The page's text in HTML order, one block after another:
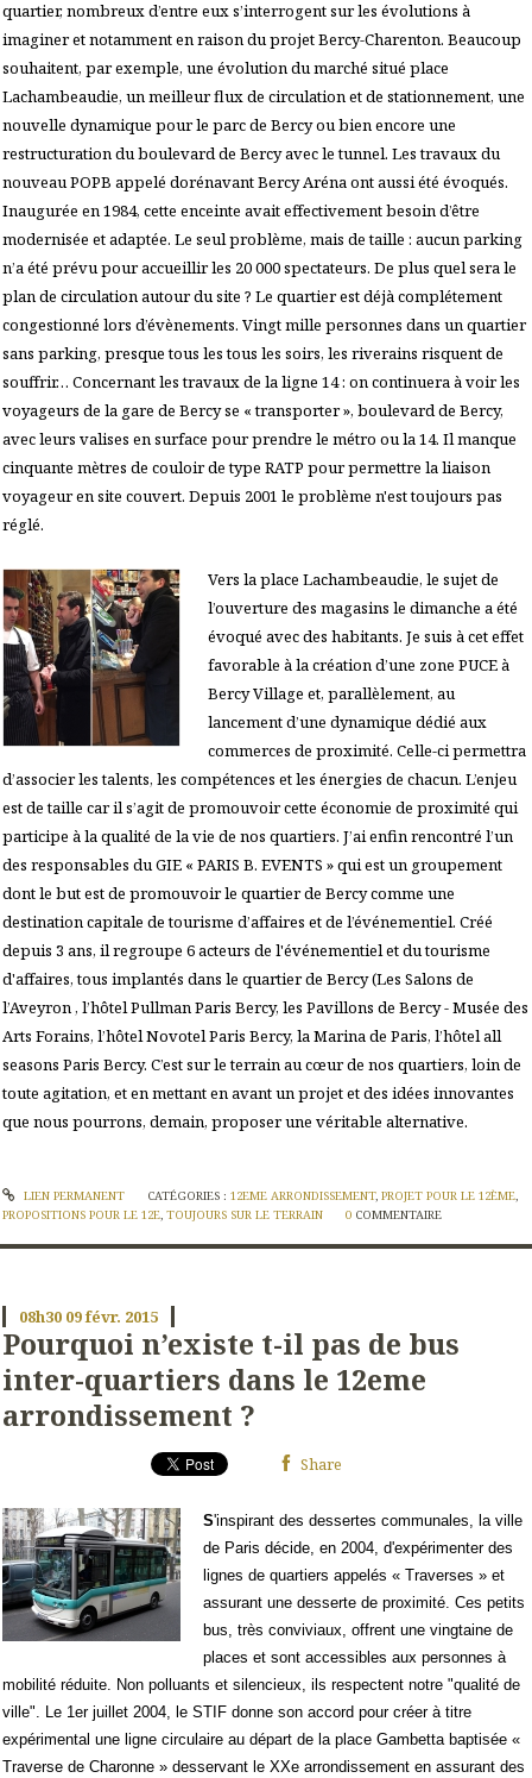
quartier, nombreux d’entre eux s’interrogent sur les évolutions à
imaginer et notamment en raison du projet Bercy-Charenton. Beaucoup
souhaitent, par exemple, une évolution du marché situé place
Lachambeaudie, un meilleur flux de circulation et de stationnement, une
nouvelle dynamique pour le parc de Bercy ou bien encore une
restructuration du boulevard de Bercy avec le tunnel. Les travaux du
nouveau POPB appelé dorénavant Bercy Aréna ont aussi été évoqués.
Inaugurée en 1984, cette enceinte avait effectivement besoin d’être
modernisée et adaptée. Le seul problème, mais de taille : aucun parking
n’a été prévu pour accueillir les 20 000 spectateurs. De plus quel sera le
plan de circulation autour du site ? Le quartier est déjà complétement
congestionné lors d’évènements. Vingt mille personnes dans un quartier
sans parking, presque tous les tous les soirs, les riverains risquent de
souffrir… Concernant les travaux de la ligne 14 : on continuera à voir les
voyageurs de la gare de Bercy se « transporter », boulevard de Bercy,
avec leurs valises en surface pour prendre le métro ou la 14. Il manque
cinquante mètres de couloir de type RATP pour permettre la liaison
voyageur en site couvert. Depuis 2001 le problème n'est toujours pas
réglé.
Vers la place Lachambeaudie, le sujet de
l’ouverture des magasins le dimanche a été
évoqué avec des habitants. Je suis à cet effet
favorable à la création d’une zone PUCE à
Bercy Village et, parallèlement, au
lancement d’une dynamique dédié aux
commerces de proximité. Celle-ci permettra
d’associer les talents, les compétences et les énergies de chacun. L’enjeu
est de taille car il s’agit de promouvoir cette économie de proximité qui
participe à la qualité de la vie de nos quartiers. J’ai enfin rencontré l’un
des responsables du GIE « PARIS B. EVENTS » qui est un groupement
dont le but est de promouvoir le quartier de Bercy comme une
destination capitale de tourisme d’affaires et de l’événementiel. Créé
depuis 3 ans, il regroupe 6 acteurs de l'événementiel et du tourisme
d'affaires, tous implantés dans le quartier de Bercy (Les Salons de
l’Aveyron , l’hôtel Pullman Paris Bercy, les Pavillons de Bercy - Musée des
Arts Forains, l’hôtel Novotel Paris Bercy, la Marina de Paris, l’hôtel all
seasons Paris Bercy. C’est sur le terrain au cœur de nos quartiers, loin de
toute agitation, et en mettant en avant un projet et des idées innovantes
que nous pourrons, demain, proposer une véritable alternative.
LIEN PERMANENT CATÉGORIES : 12EME ARRONDISSEMENT, PROJET POUR LE 12ÈME,
PROPOSITIONS POUR LE 12E, TOUJOURS SUR LE TERRAIN 0 COMMENTAIRE
08h30 09févr. 2015
Pourquoi n’existe t-il pas de bus
inter-quartiers dans le 12eme
arrondissement ?
Share
S'inspirant des dessertes communales, la ville
de Paris décide, en 2004, d'expérimenter des
lignes de quartiers appelés « Traverses » et
assurant une desserte de proximité. Ces petits
bus, très conviviaux, offrent une vingtaine de
places et sont accessibles aux personnes à
mobilité réduite. Non polluants et silencieux, ils respectent notre "qualité de
ville". Le 1er juillet 2004, le STIF donne son accord pour créer à titre
expérimental une ligne circulaire au départ de la place Gambetta baptisée «
Traverse de Charonne » desservant le XXe arrondissement en assurant des